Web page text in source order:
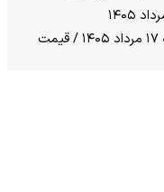
قیمت جدید سکه و طلا ظهر امروز شنبه ۱۷ مرداد ۱۴۰۵ / قیمت